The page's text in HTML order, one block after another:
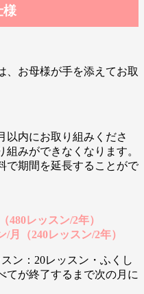
様
お母様が手を添えてお取
以内にお取り組みくださ
みができなくなります。
で期間を延長することがで
480レッスン/2年）
月（240レッスン/2年）
ン：20レッスン・ふくし
てが終了するまで次の月に